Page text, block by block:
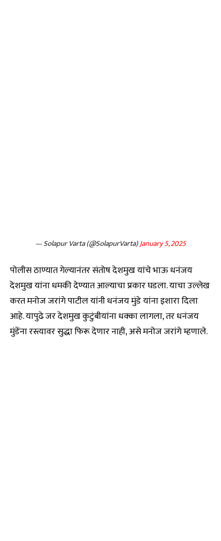
— Solapur Varta (@SolapurVarta)January 5, 2025
पोलीस ठाण्यात गेल्यानंतर संतोष देशमुख यांचे भाऊ धनंजय
देशमुख यांना धमकी देण्यात आल्याचा प्रकार घडला. याचा उल्लेख
करत मनोज जरांगे पाटील यांनी धनंजय मुंडे यांना इशारा दिला
आहे. यापुढे जर देशमुख कुटुंबीयांना धक्का लागला, तर धनंजय
मुंडेंना रस्त्यावर सुद्धा फिरू देणार नाही, असे मनोज जरांगे म्हणाले.